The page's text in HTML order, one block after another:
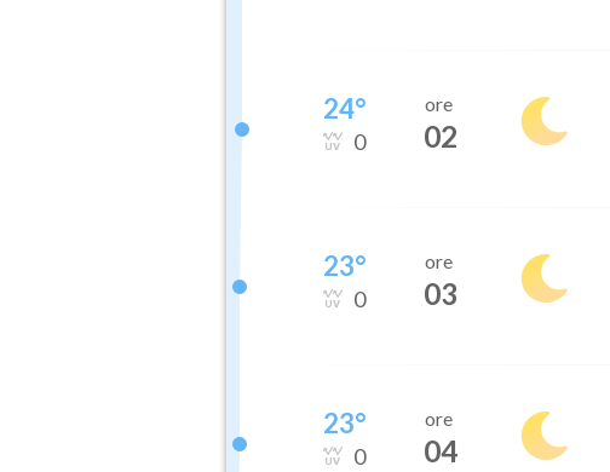
24°
0
ore
02
23°
0
ore
03
23°
0
ore
04